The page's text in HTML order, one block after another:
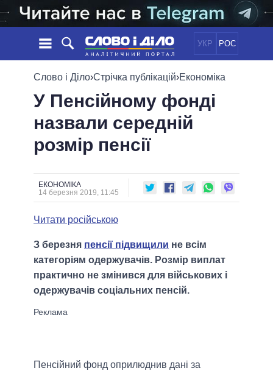
УКР РОС
НОВИНИ
СТРІЧКА
ПОДІЇ
СТАТТІ
ОГЛЯДИ
ДАЙДЖЕСТИ
ПОЛІТИКА
ЕКОНОМІКА
СУСПІЛЬСТВО
ОБIЦЯНКИ
ПОЛIТИКИ
УСІ ПОЛІТИКИ
ПРЕЗИДЕНТ І ОФІС
ВЕРХОВНА РАДА
МЕРИ МІСТ
ВСІ ПЕРСОНИ
ВІДЕО
Слово і Діло›Стрічка публікацій›Економіка
У Пенсійному фонді
назвали середній
розмір пенсії
ЕКОНОМІКА
14 березня 2019, 11:45
Читати російською
З березня пенсії підвищили не всім
категоріям одержувачів. Розмір виплат
практично не змінився для військових і
одержувачів соціальних пенсій.
Пенсійний фонд оприлюднив дані за